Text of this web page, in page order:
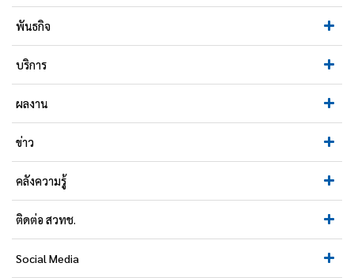
พันธกิจ
บริการ
ผลงาน
ข่าว
คลังความรู้
ติดต่อ สวทช.
Social Media